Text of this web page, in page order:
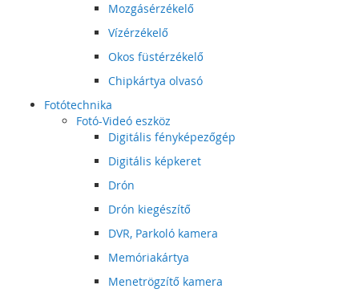
Mozgásérzékelő
Vízérzékelő
Okos füstérzékelő
Chipkártya olvasó
Fotótechnika
Fotó-Videó eszköz
Digitális fényképezőgép
Digitális képkeret
Drón
Drón kiegészítő
DVR, Parkoló kamera
Memóriakártya
Menetrögzítő kamera